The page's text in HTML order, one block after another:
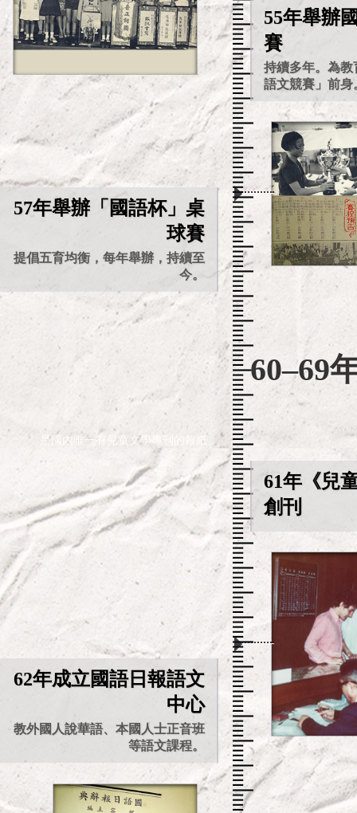
55年舉辦
賽
持續多年。為教
語文競賽」前身
57年舉辦「國語杯」桌
球賽
提倡五育均衡，每年舉辦，持續至
今。
60–69
是國內唯一有兒童文學專刊的報紙。
61年《兒
創刊
62年成立國語日報語文
中心
教外國人說華語、本國人士正音班
等語文課程。